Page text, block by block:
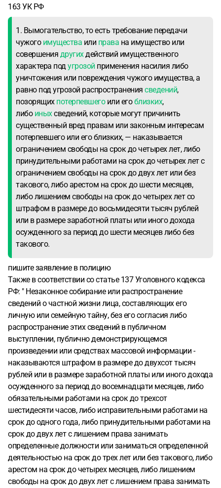
163 УК РФ
1. Вымогательство, то есть требование передачи
чужого имущества или права на имущество или
совершения другихдействий имущественного
характера подугрозой применения насилия либо
уничтожения или повреждения чужого имущества, а
равно под угрозой распространения сведений,
позорящих потерпевшегоили егоблизких,
либо иныхсведений, которые могут причинить
существенный вред правам или законным интересам
потерпевшего или его близких, — наказывается
ограничением свободы на срок до четырех лет, либо
принудительными работами на срок до четырех лет с
ограничением свободы на срок до двух лет или без
такового, либо арестом на срок до шести месяцев,
либо лишением свободы на срок до четырех лет со
штрафом в размере до восьмидесяти тысяч рублей
или в размере заработной платы или иного дохода
осужденного за период до шести месяцев либо без
такового.
пишите заявление в полицию
Также в соответствии со статье 137 Уголовного кодекса
РФ: " Незаконное собирание или распространение
сведений о частной жизни лица, составляющих его
личную или семейную тайну, без его согласия либо
распространение этих сведений в публичном
выступлении, публично демонстрирующемся
произведении или средствах массовой информации -
наказываются штрафом в размере до двухсот тысяч
рублей или в размере заработной платы или иного дохода
осужденного за период до восемнадцати месяцев, либо
обязательными работами на срок до трехсот
шестидесяти часов, либо исправительными работами на
срок до одного года, либо принудительными работами на
срок до двух лет с лишением права занимать
определенные должности или заниматься определенной
деятельностью на срок до трех лет или без такового, либо
арестом на срок до четырех месяцев, либо лишением
свободы на срок до двух лет с лишением права занимать